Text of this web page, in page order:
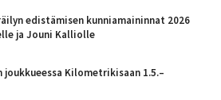
edistämisen kunniamaininnat 2026
ja Jouni Kalliolle
joukkueessa Kilometrikisaan 1.5.–